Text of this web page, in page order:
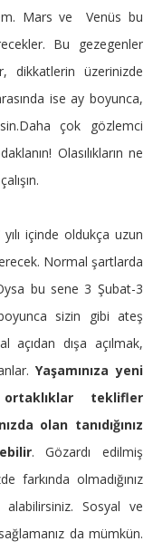
Mars ve Venüs bu
Bu gezegenler
dikkatlerin üzerinizde
ise ay boyunca,
çok gözlemci
Olasılıkların ne
yılı içinde oldukça uzun
Normal şartlarda
bu sene 3 Şubat-3
sizin gibi ateş
açıdan dışa açılmak,
Yaşamınıza yeni
teklifler
olan tanıdığınız
. Gözardı edilmiş
farkında olmadığınız
alabilirsiniz. Sosyal ve
da mümkün.